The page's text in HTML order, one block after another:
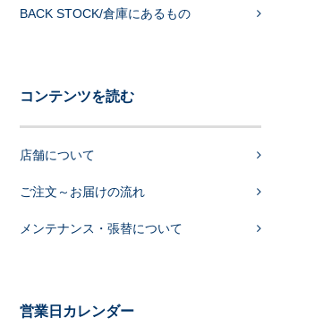
BACK STOCK/倉庫にあるもの
コンテンツを読む
店舗について
ご注文～お届けの流れ
メンテナンス・張替について
営業日カレンダー